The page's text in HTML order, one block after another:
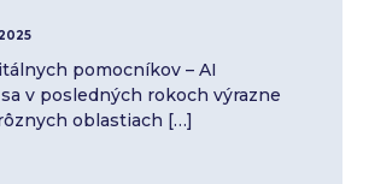
pomocníkov – AI
v posledných rokoch výrazne
oblastiach […]